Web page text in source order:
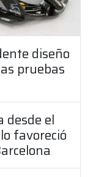
diseño
pruebas
desde el
favoreció